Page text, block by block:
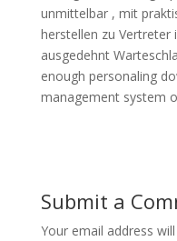
unmittelbar , mit
herstellen zu Vertreter
ausgedehnt
enough personaling
management system
Submit a
Your email address